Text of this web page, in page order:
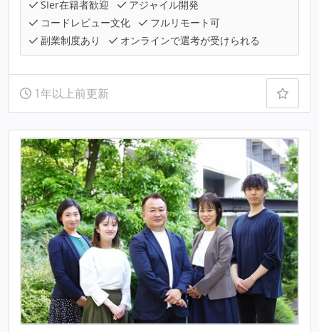
SIer在籍者歓迎
アジャイル開発
コードレビュー文化
フルリモート可
副業制度あり
オンラインで選考が受けられる
1年以上前更新